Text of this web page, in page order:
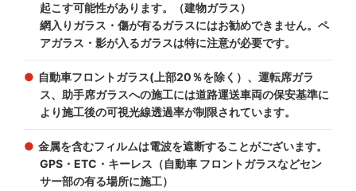
起こす可能性があります。（建物ガラス）
網入りガラス・傷が有るガラスにはお勧めできません。ペ
アガラス・影が入るガラスは特に注意が必要です。
自動車フロントガラス(上部20％を除く）、運転席ガラ
ス、助手席ガラスへの施工には道路運送車両の保安基準に
より施工後の可視光線透過率が制限されています。
金属を含むフィルムは電波を遮断することがございます。
GPS・ETC・キーレス（自動車 フロントガラスなどセン
サー部の有る場所に施工）